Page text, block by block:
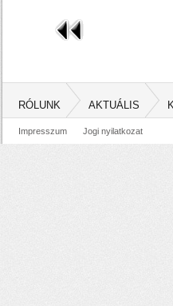
RÓLUNK AKTUÁLIS
Impresszum Jogi nyilatkozat